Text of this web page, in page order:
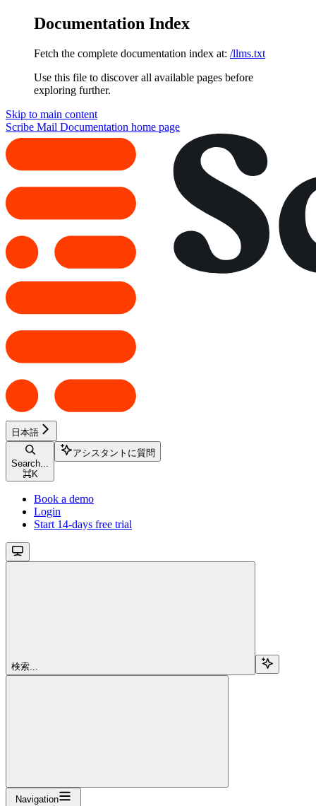
Documentation Index
Fetch the complete documentation index at: /llms.txt
Use this file to discover all available pages before
exploring further.
Skip to main content
Scribe Mail Documentation home page
日本語
Search...
⌘K
アシスタントに質問
Book a demo
Login
Start 14-days free trial
検索...
Navigation